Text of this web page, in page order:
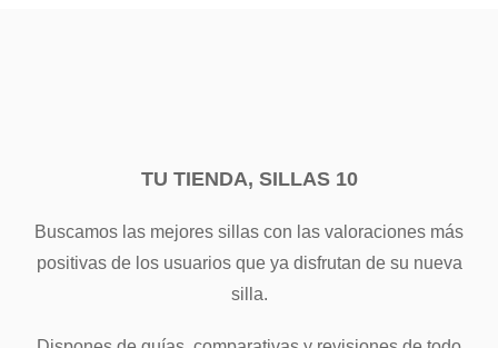
TU TIENDA, SILLAS 10
Buscamos las mejores sillas con las valoraciones más
positivas de los usuarios que ya disfrutan de su nueva
silla.